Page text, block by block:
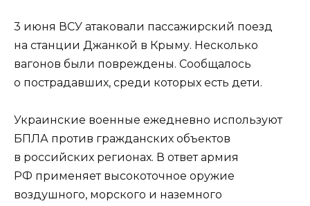
3 июня ВСУ атаковали пассажирский поезд
на станции Джанкой в Крыму. Несколько
вагонов были повреждены. Сообщалось
о пострадавших, среди которых есть дети.
Украинские военные ежедневно используют
БПЛА против гражданских объектов
в российских регионах. В ответ армия
РФ применяет высокоточное оружие
воздушного, морского и наземного